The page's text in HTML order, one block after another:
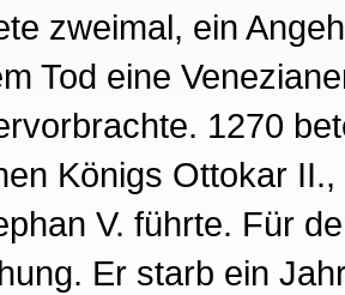
zweimal, ein
Tod eine
1270
Königs Ottokar
V. führte. Für
Er starb ein